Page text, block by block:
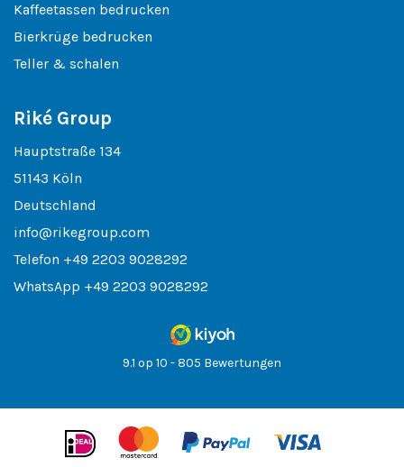
Kaffeetassen bedrucken
Bierkrüge bedrucken
Teller & schalen
Riké Group
Hauptstraße 134
51143 Köln
Deutschland
info@rikegroup.com
Telefon +49 2203 9028292
WhatsApp +49 2203 9028292
9.1 op 10 - 805 Bewertungen